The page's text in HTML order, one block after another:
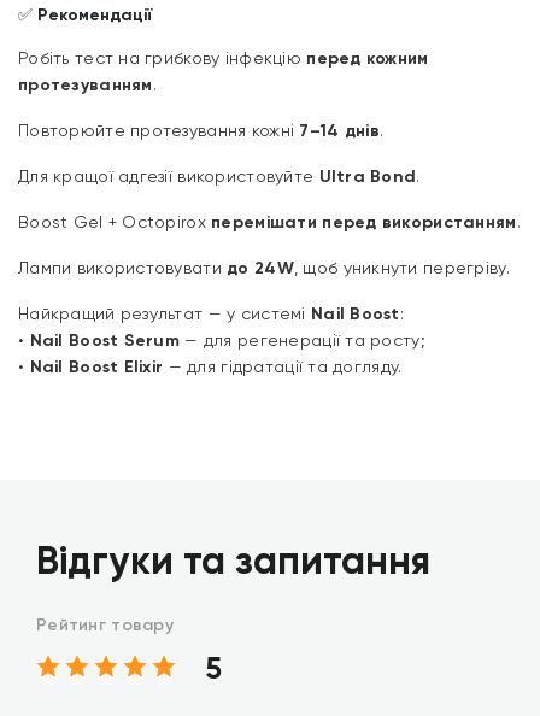
✅ Рекомендації
Робіть тест на грибкову інфекцію перед кожним
протезуванням .
Повторюйте протезування кожні 7–14 днів.
Для кращої адгезії використовуйте Ultra Bond .
Boost Gel + Octopirox перемішати перед використанням .
Лампи використовувати до 24W, щоб уникнути перегріву.
Найкращий результат — у системі Nail Boost :
• Nail Boost Serum — для регенерації та росту;
• Nail Boost Elixir — для гідратації та догляду.
Відгуки та запитання
Рейтинг товару
5